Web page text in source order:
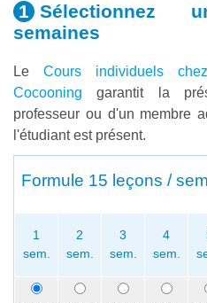
semaines
Le Cours individuels
Cocooning garantit la
professeur ou d'un membre
l'étudiant est présent.
Formule 15 leçons /
1
sem.
2
sem.
3
sem.
4
sem.